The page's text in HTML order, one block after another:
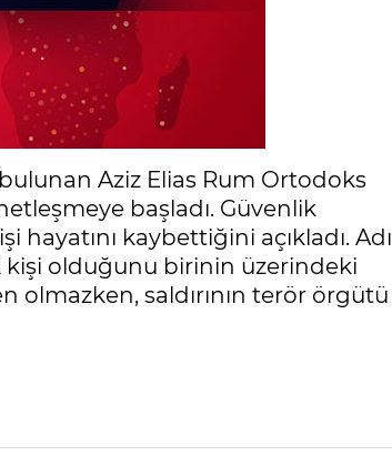
Aziz Elias Rum Ortodoks
başladı. Güvenlik
hayatını kaybettiğini açıkladı. Adı
kişi olduğunu birinin üzerindeki
olmazken, saldırının terör örgütü